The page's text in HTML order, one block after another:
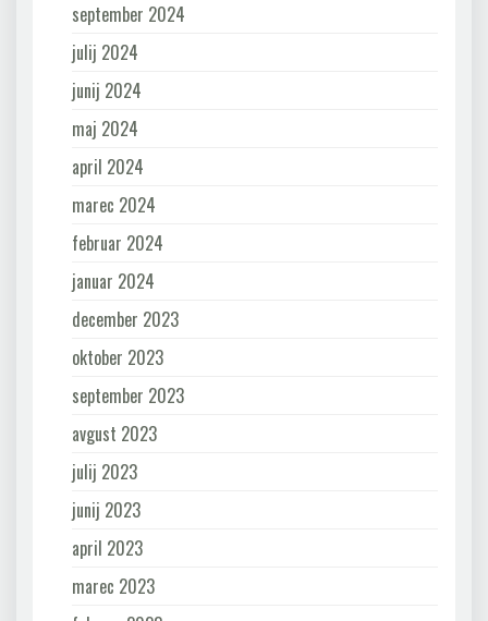
september 2024
julij 2024
junij 2024
maj 2024
april 2024
marec 2024
februar 2024
januar 2024
december 2023
oktober 2023
september 2023
avgust 2023
julij 2023
junij 2023
april 2023
marec 2023